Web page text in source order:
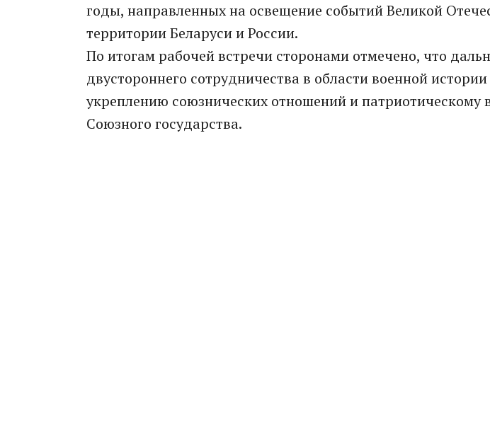
годы, направленных на освещение событий Великой
территории Беларуси и России.
По итогам рабочей встречи сторонами отмечено, что
двустороннего сотрудничества в области военной
укреплению союзнических отношений и патриотическому
Союзного государства.